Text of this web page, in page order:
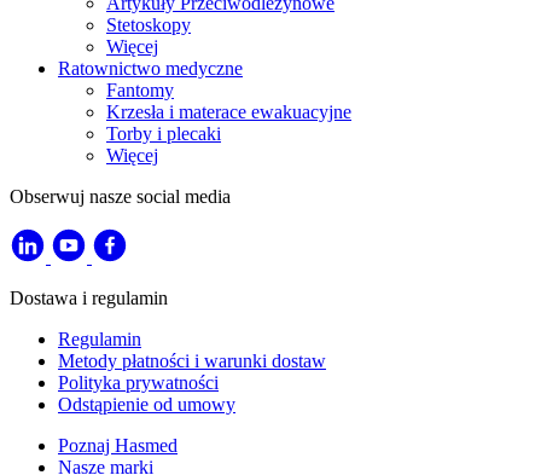
Stetoskopy
Więcej
Ratownictwo medyczne
Fantomy
Krzesła i materace ewakuacyjne
Torby i plecaki
Więcej
Obserwuj nasze social media
Dostawa i regulamin
Regulamin
Metody płatności i warunki dostaw
Polityka prywatności
Odstąpienie od umowy
Poznaj Hasmed
Nasze marki